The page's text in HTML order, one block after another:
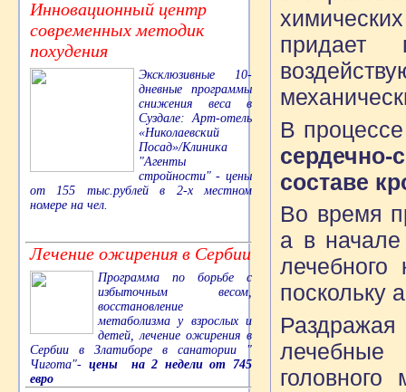
Инновационный центр
современных методик
похудения
Эксклюзивные 10-
дневные программы
снижения веса в
Суздале: Арт-отель
«Николаевский
Посад»/Клиника
"Агенты
стройности" - цены
от 155 тыс.рублей в 2-х местном
номере на чел.
Лечение ожирения в Сербии
Программа по борьбе с
избыточным весом,
восстановление
метаболизма у взрослых и
детей, лечение ожирения в
Сербии в Златиборе в санатории "
Чигота"- цены на 2 недели от 745
евро
придает
В
составе
Во время
а в
лечебного
поскольку
лечебные